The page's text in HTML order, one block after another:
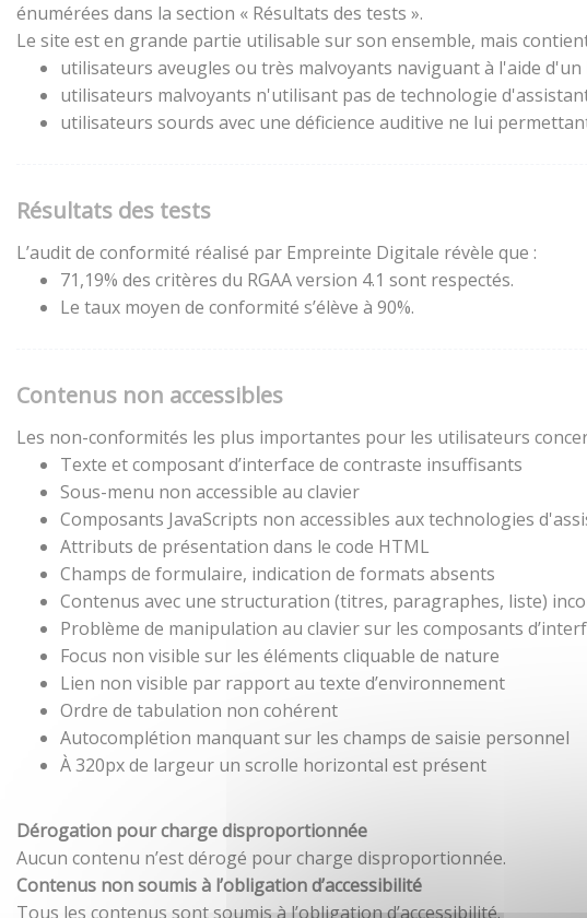
énumérées dans la section « Résultats des tests ».
Le site est en grande partie utilisable sur son ensemble, mais
utilisateurs aveugles ou très malvoyants naviguant à l'aide d'un
utilisateurs malvoyants n'utilisant pas de technologie
utilisateurs sourds avec une déficience auditive ne lui
Résultats des tests
L’audit de conformité réalisé par Empreinte Digitale révèle que :
71,19% des critères du RGAA version 4.1 sont respectés.
Le taux moyen de conformité s’élève à 90%.
Contenus non accessibles
Les non-conformités les plus importantes pour les utilisateurs
Texte et composant d’interface de contraste insuffisants
Sous-menu non accessible au clavier
Composants JavaScripts non accessibles aux technologies
Attributs de présentation dans le code HTML
Champs de formulaire, indication de formats absents
Contenus avec une structuration (titres, paragraphes, liste)
Problème de manipulation au clavier sur les composants
Focus non visible sur les éléments cliquable de nature
Lien non visible par rapport au texte d’environnement
Ordre de tabulation non cohérent
Autocomplétion manquant sur les champs de saisie personnel
À 320px de largeur un scrolle horizontal est présent
Dérogation pour charge disproportionnée
Aucun contenu n’est dérogé pour charge disproportionnée.
Contenus non soumis à l’obligation d’accessibilité
Tous les contenus sont soumis à l’obligation d’accessibilité.